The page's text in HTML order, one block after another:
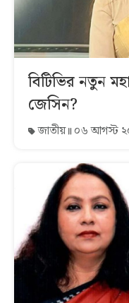
বিটিভির নতুন
জেসিন?
জাতীয় ০৬ আগস্ট